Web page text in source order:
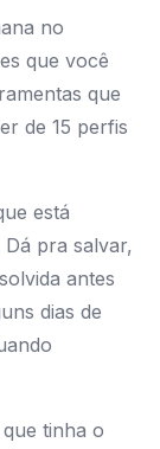
no
que você
que
de 15 perfis
está
pra salvar,
antes
dias de
tinha o